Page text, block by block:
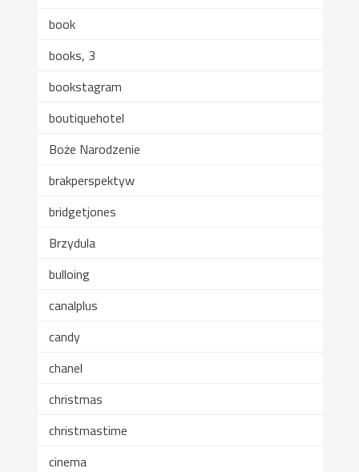
book
books, 3
bookstagram
boutiquehotel
Boże Narodzenie
brakperspektyw
bridgetjones
Brzydula
bulloing
canalplus
candy
chanel
christmas
christmastime
cinema